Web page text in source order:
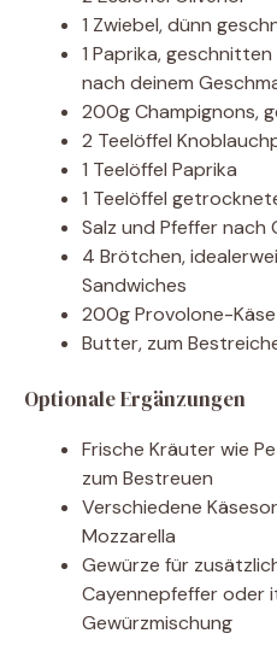
1 Zwiebel, dünn
1 Paprika,
nach deinem
200g Champignons,
2 Teelöffel
1 Teelöffel Paprika
1 Teelöffel
Salz und Pfeffer nach
4 Brötchen,
Sandwiches
200g Provolone-
Butter, zum
Optionale Ergänzungen
Frische Kräuter wie
zum Bestreuen
Verschiedene
Mozzarella
Gewürze für
Cayennepfeffer oder
Gewürzmischung